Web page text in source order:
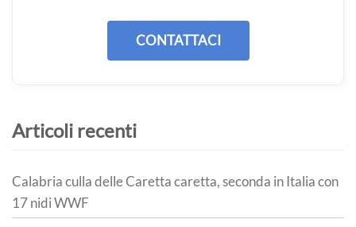
CONTATTACI
Articoli recenti
Calabria culla delle Caretta caretta, seconda in Italia con
17 nidi WWF